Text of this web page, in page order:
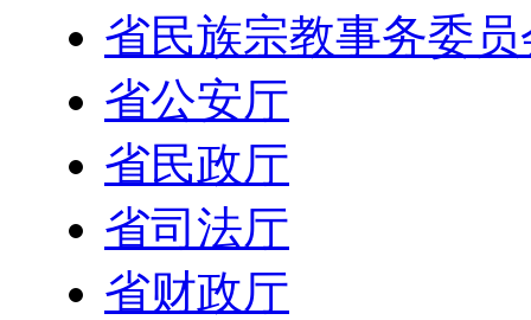
省民族宗教事务委员
省公安厅
省民政厅
省司法厅
省财政厅